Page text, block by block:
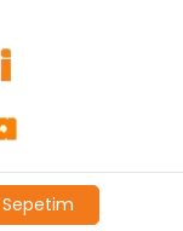
Sepetim